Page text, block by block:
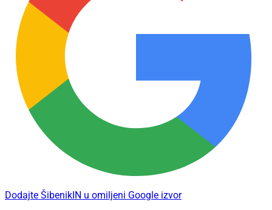
Dodajte ŠibenikIN u omiljeni Google izvor